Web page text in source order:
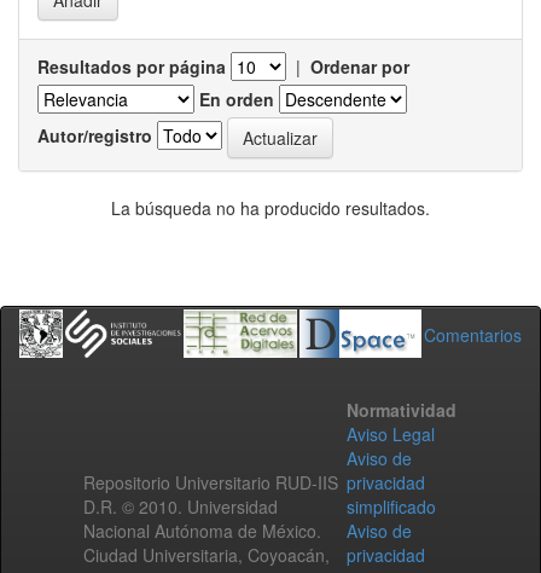
Resultados por página | Ordenar por
En orden
Autor/registro
La búsqueda no ha producido resultados.
Comentarios
Repositorio Universitario RUD-IIS
D.R. © 2010. Universidad
Nacional Autónoma de México.
Ciudad Universitaria, Coyoacán,
Normatividad
Aviso Legal
Aviso de
privacidad
simplificado
Aviso de
privacidad